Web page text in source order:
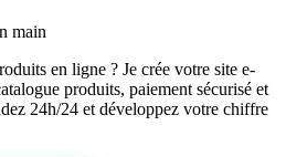
main
en ligne ? Je crée votre site e-
produits, paiement sécurisé et
24h/24 et développez votre chiffre